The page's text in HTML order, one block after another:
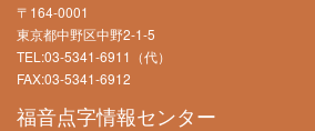
〒164-0001
東京都中野区中野2-1-5
TEL:03-5341-6911（代）
FAX:03-5341-6912
福音点字情報センター